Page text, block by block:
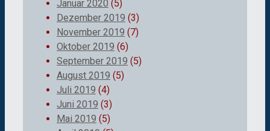
Januar 2020 (5)
Dezember 2019 (3)
November 2019 (7)
Oktober 2019 (6)
September 2019 (5)
August 2019 (5)
Juli 2019 (4)
Juni 2019 (3)
Mai 2019 (5)